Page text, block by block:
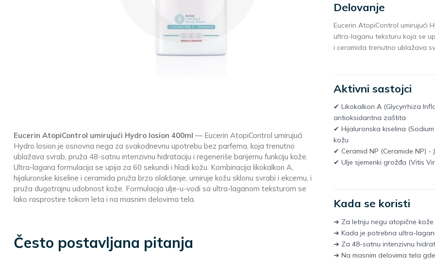
Eucerin AtopiControl umirujući Hydro losion 400ml — Eucerin AtopiControl umirujući
Hydro losion je osnovna nega za svakodnevnu upotrebu bez parfema, koja trenutno
ublažava svrab, pruža 48-satnu intenzivnu hidrataciju i regeneriše barijernu funkciju kože.
Ultra-lagana formulacija se upija za 60 sekundi i hladi kožu. Kombinacija likokalkon A,
hijaluronske kiseline i ceramida pruža brzo olakšanje, umiruje kožu sklonu svrabi i ekcemu, i
pruža dugotrajnu udobnost kože. Formulacija ulje-u-vodi sa ultra-laganom teksturom se
lako rasprostire tokom leta i na masnim delovima tela.
Često postavljana pitanja
Delovanje
Eucerin AtopiControl umirujući
ultra-laganu teksturu koja se
i ceramida trenutno ublažava
Aktivni sastojci
✔ Likokalkon A (Glycyrrhiza
antioksidantna zaštita
✔ Hijaluronska kiselina
kožu
✔ Ceramid NP (Ceramide NP) -
✔ Ulje sjemenki grožđa (Vitis
Kada se koristi
➜ Za letnju negu atopične kože
➜ Kada je potrebna ultra-
➜ Za 48-satnu intenzivnu
➜ Na masnim delovima tela